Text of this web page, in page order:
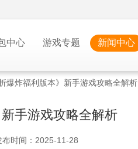
中心 游戏专题 新闻中心
爆炸福利版本》新手游戏攻略全解析
手游戏攻略全解析
时间：2025-11-28